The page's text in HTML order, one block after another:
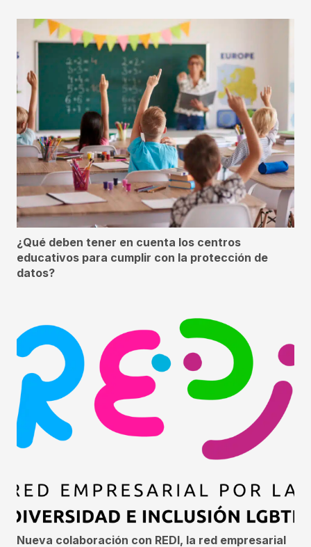
¿Qué deben tener en cuenta los centros
educativos para cumplir con la protección de
datos?
Nueva colaboración con REDI, la red empresarial